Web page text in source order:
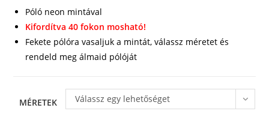
Póló neon mintával
Kifordítva 40 fokon mosható!
Fekete pólóra vasaljuk a mintát, válassz méretet és
rendeld meg álmaid pólóját
MÉRETEK Válassz egy lehetőséget